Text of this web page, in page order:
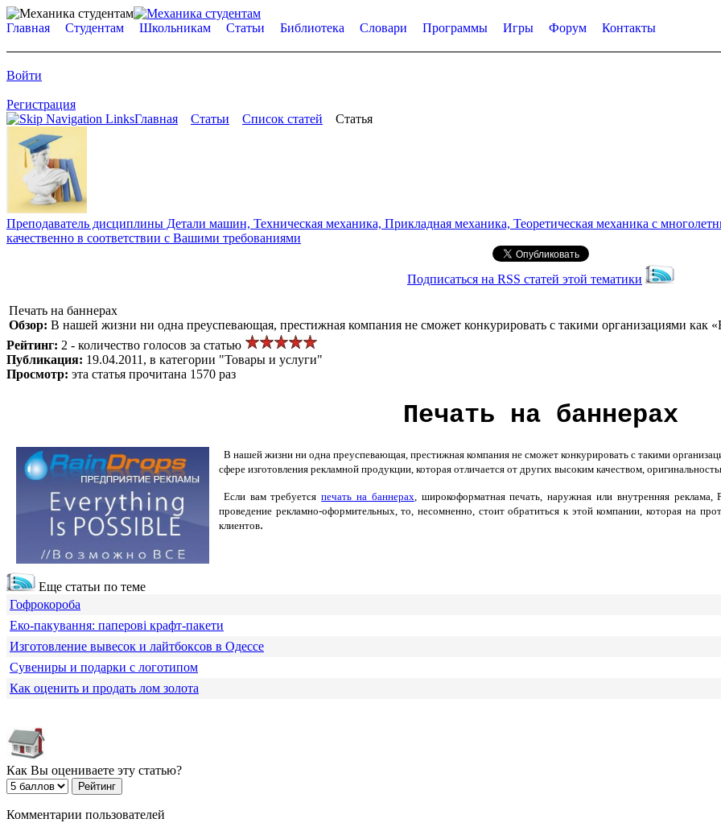
Главная Студентам Школьникам Статьи Библиотека Словари Программы Игры Форум Контакты
Войти
Регистрация
Главная
Статьи Список статей Статья
Преподаватель дисциплины Детали машин, Техническая механика, Прикладная механика, Теоретическая механика с
качественно в соответствии с Вашими требованиями
Подписаться на RSS статей этой тематики
Печать на баннерах
Обзор: В нашей жизни ни одна преуспевающая, престижная компания не сможет конкурировать с такими организациями как
Рейтинг: 2 - количество голосов за статью
Публикация: 19.04.2011, в категории "Товары и услуги"
Просмотр: эта статья прочитана 1570 раз
Печать на баннерах
В нашей жизни ни одна преуспевающая, престижная компания не сможет конкурировать с такими
сфере изготовления рекламной продукции, которая отличается от других высоким качеством,
Если вам требуетсяпечать на баннерах, широкоформатная печать, наружная или внутренняя
проведение рекламно-оформительных, то, несомненно, стоит обратиться к этой компании, которая на
клиентов.
Еще статьи по теме
Гофрокороба
Еко-пакування: паперові крафт-пакети
Изготовление вывесок и лайтбоксов в Одессе
Сувениры и подарки с логотипом
Как оценить и продать лом золота
Как Вы оцениваете эту статью?
Комментарии пользователей